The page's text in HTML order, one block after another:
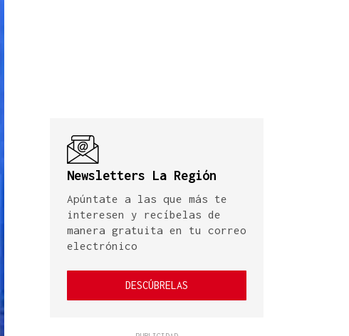
Newsletters La Región
Apúntate a las que más te
interesen y recíbelas de
manera gratuita en tu correo
electrónico
DESCÚBRELAS